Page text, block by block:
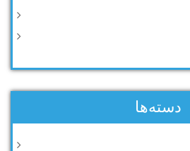
دسته‌ها